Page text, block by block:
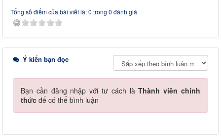
Tổng số điểm của bài viết là: 0 trong 0 đánh giá
Ý kiến bạn đọc
Bạn cần đăng nhập với tư cách làThành viên chính
thức để có thể bình luận